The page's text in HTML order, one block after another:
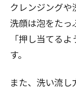
クレンジングや
洗顔は泡をたっ
「押し当てる
す。
また、洗い流